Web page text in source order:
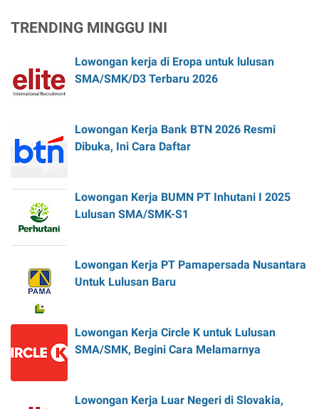
TRENDING MINGGU INI
Lowongan kerja di Eropa untuk lulusan
SMA/SMK/D3 Terbaru 2026
Lowongan Kerja Bank BTN 2026 Resmi
Dibuka, Ini Cara Daftar
Lowongan Kerja BUMN PT Inhutani I 2025
Lulusan SMA/SMK-S1
Lowongan Kerja PT Pamapersada Nusantara
Untuk Lulusan Baru
Lowongan Kerja Circle K untuk Lulusan
SMA/SMK, Begini Cara Melamarnya
Lowongan Kerja Luar Negeri di Slovakia,